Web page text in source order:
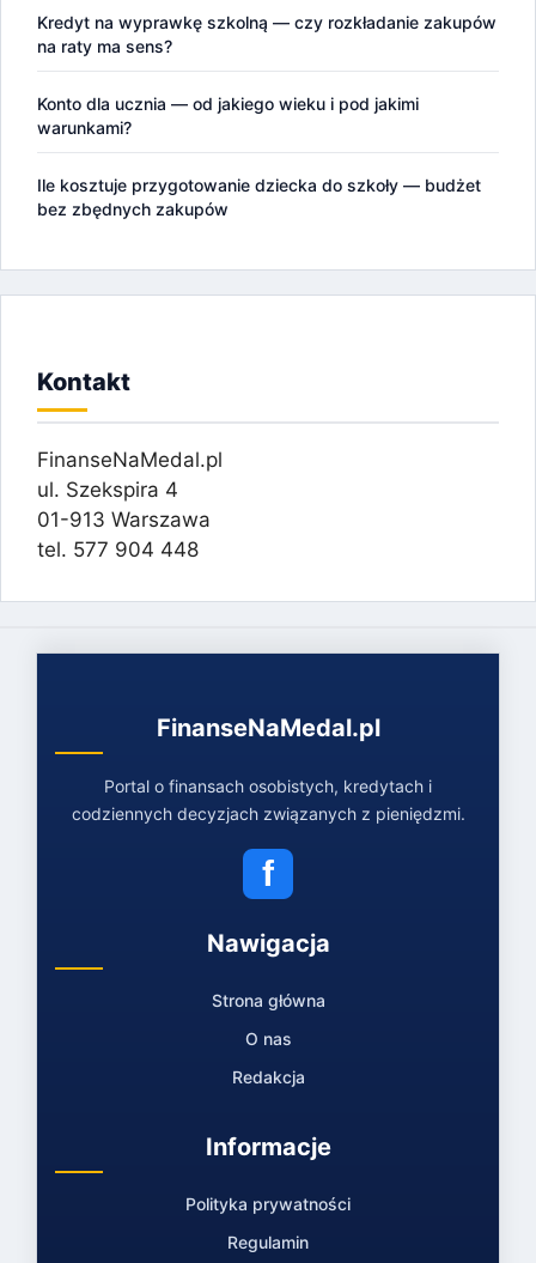
Kredyt na wyprawkę szkolną — czy rozkładanie zakupów
na raty ma sens?
Konto dla ucznia — od jakiego wieku i pod jakimi
warunkami?
Ile kosztuje przygotowanie dziecka do szkoły — budżet
bez zbędnych zakupów
Kontakt
FinanseNaMedal.pl
ul. Szekspira 4
01-913 Warszawa
tel. 577 904 448
FinanseNaMedal.pl
Portal o finansach osobistych, kredytach i
codziennych decyzjach związanych z pieniędzmi.
f
Nawigacja
Strona główna
O nas
Redakcja
Informacje
Polityka prywatności
Regulamin